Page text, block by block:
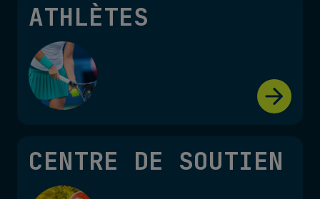
ATHLÈTES
CENTRE DE SOUTIEN